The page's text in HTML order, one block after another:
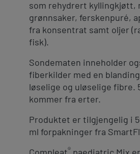
som rehydrert kyllingkjøtt,
grønnsaker, ferskenpuré,
fra konsentrat samt oljer
fisk).
Sondematen inneholder
fiberkilder med en
løselige og uløselige fibre.
kommer fra erter.
Produktet er tilgjengelig i
ml forpakninger fra
®